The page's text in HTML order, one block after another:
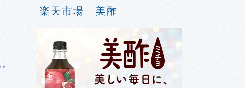
楽天市場 美酢